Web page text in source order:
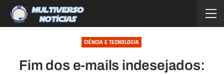
CIÊNCIA E TECNOLOGIA
Fim dos e-mails indesejados: